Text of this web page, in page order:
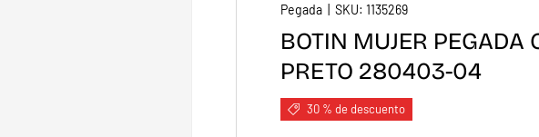
Pegada |SKU: 1135269
BOTIN MUJER PEGADA
PRETO 280403-04
30 % de descuento